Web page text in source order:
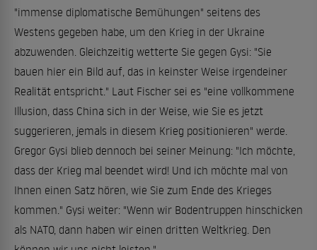
"immense diplomatische Bemühungen" seitens des
Westens gegeben habe, um den Krieg in der Ukraine
abzuwenden. Gleichzeitig wetterte Sie gegen Gysi: "Sie
bauen hier ein Bild auf, das in keinster Weise irgendeiner
Realität entspricht." Laut Fischer sei es "eine vollkommene
Illusion, dass China sich in der Weise, wie Sie es jetzt
suggerieren, jemals in diesem Krieg positionieren" werde.
Gregor Gysi blieb dennoch bei seiner Meinung: "Ich möchte,
dass der Krieg mal beendet wird! Und ich möchte mal von
Ihnen einen Satz hören, wie Sie zum Ende des Krieges
kommen." Gysi weiter: "Wenn wir Bodentruppen hinschicken
als NATO, dann haben wir einen dritten Weltkrieg. Den